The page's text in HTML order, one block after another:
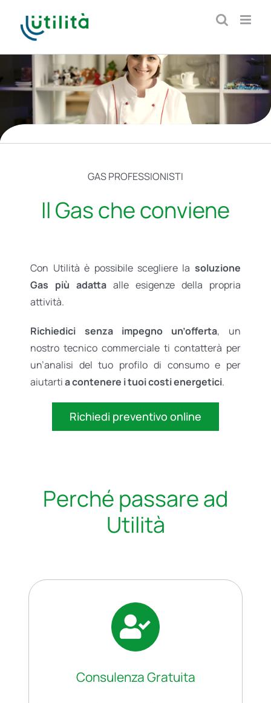
contenuto
GAS PROFESSIONISTI
Il Gas che conviene
Con Utilità è possibile scegliere la soluzione
Gas più adatta alle esigenze della propria
attività.
Richiedici senza impegno un’offerta, un
nostro tecnico commerciale ti contatterà per
un’analisi del tuo profilo di consumo e per
aiutartia contenere i tuoi costi energetici.
Richiedi preventivo online
Perché passare ad
Utilità
Consulenza Gratuita